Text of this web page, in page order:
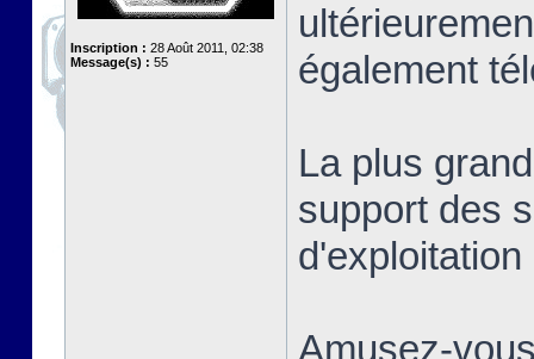
Inscription : 28 Août 2011, 02:38
Message(s) : 55
également
La plus
support des
Amusez-